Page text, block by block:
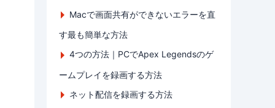
Macで画面共有ができないエラーを直
す最も簡単な方法
4つの方法｜PCでApex Legendsのゲ
ームプレイを録画する方法
ネット配信を録画する方法